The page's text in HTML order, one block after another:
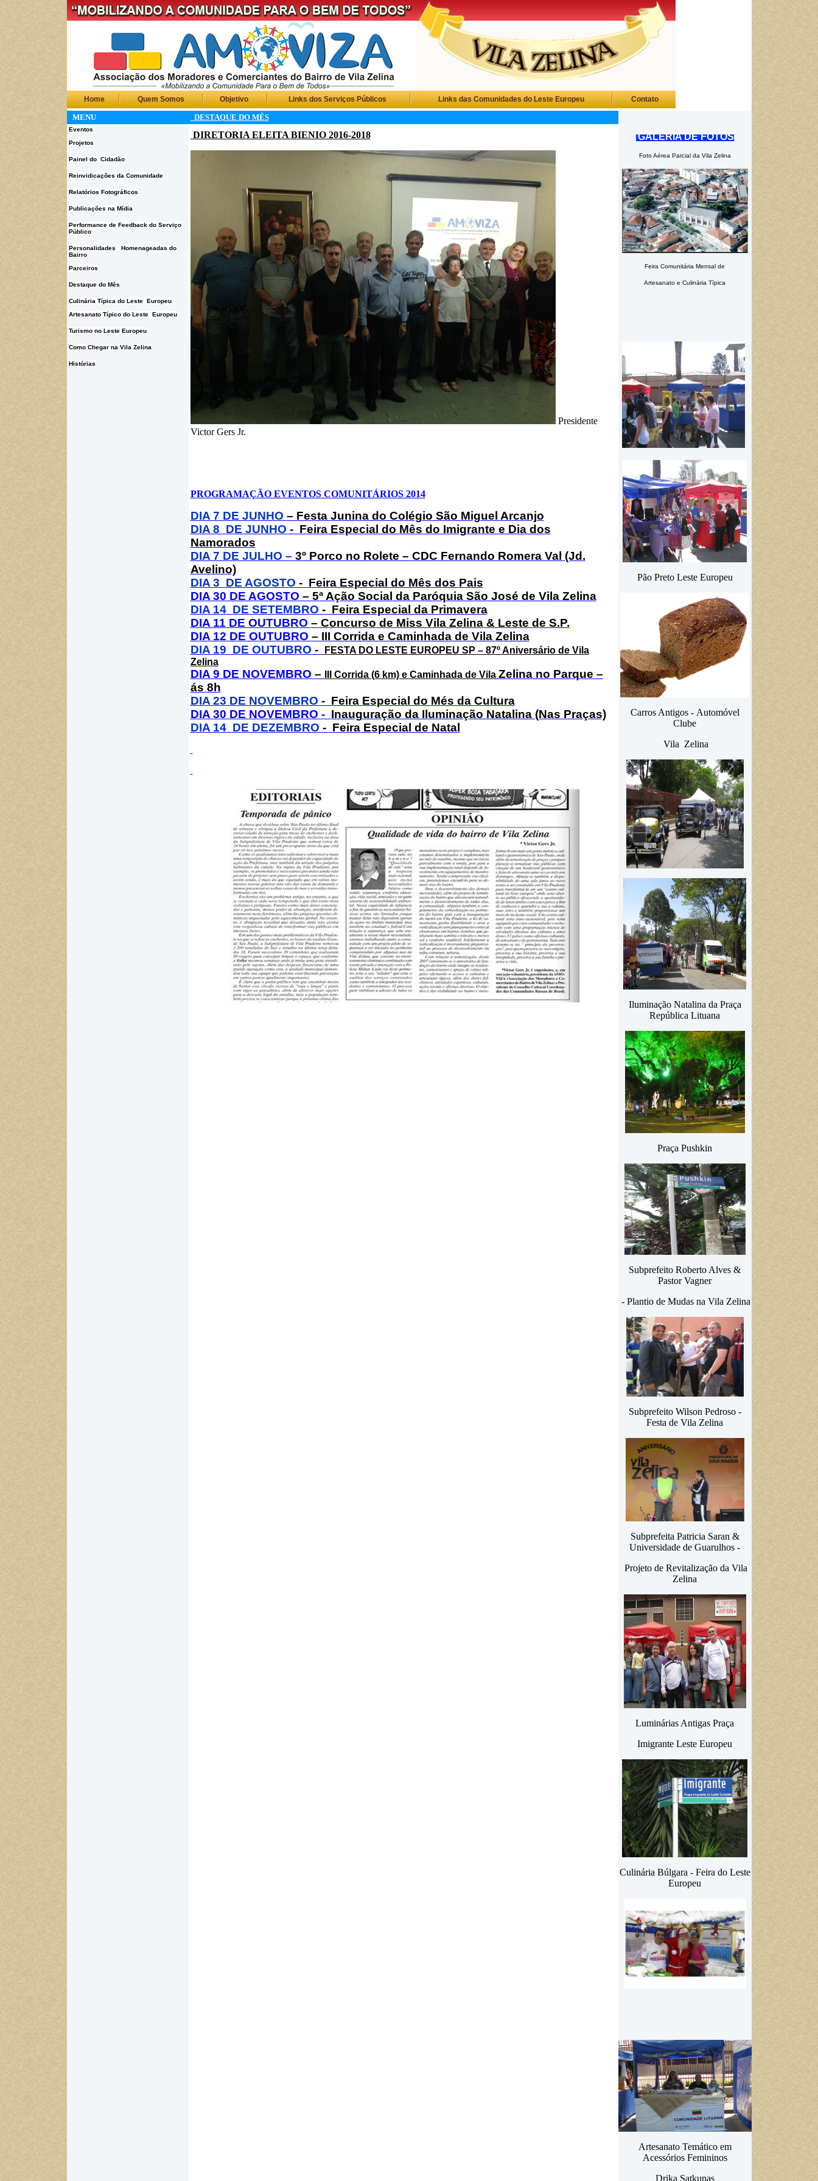
Home Quem Somos Objetivo Links dos Serviços Públicos Links das Comunidades do Leste Europeu Contato
MENU
Eventos
Projetos
Painel do Cidadão
Reinvidicações da Comunidade
Relatórios Fotográficos
Publicações na Mídia
Performance de Feedback do Serviço
Público
Personalidades Homenageadas do
Bairro
Parceiros
Destaque do Mês
Culinária Típica do Leste Europeu
Artesanato Típico do Leste Europeu
Turismo no Leste Europeu
Como Chegar na Vila Zelina
Histórias
DESTAQUE DO MÊS
DIRETORIA ELEITA BIENIO 2016-2018
Presidente
Victor Gers Jr.
PROGRAMAÇÃO EVENTOS COMUNITÁRIOS 2014
DIA 7 DE JUNHO – Festa Junina do Colégio São Miguel Arcanjo
DIA 8 DE JUNHO - Feira Especial do Mês do Imigrante e Dia dos
Namorados
DIA 7 DE JULHO – 3º Porco no Rolete – CDC Fernando RomeraVal (Jd.
Avelino)
DIA 3 DE AGOSTO - Feira Especial do Mês dos Pais
DIA 30 DE AGOSTO – 5ª Ação Social da Paróquia São José de Vila Zelina
DIA 14 DE SETEMBRO - Feira Especial da Primavera
DIA 11 DE OUTUBRO – Concurso de Miss Vila Zelina& Leste de S.P.
DIA 12 DE OUTUBRO – III Corrida e Caminhada de Vila Zelina
DIA 19 DE OUTUBRO -
FESTA DO LESTE EUROPEU SP – 87º Aniversário de Vila
Zelina
DIA 9 DE NOVEMBRO – III Corrida (6 km) e Caminhada de Vila Zelinano Parque –
ás 8h
DIA 23 DE NOVEMBRO - Feira Especial do Més da Cultura
DIA 30 DE NOVEMBRO - Inauguração da Iluminação Natalina (Nas Praças)
DIA 14 DE DEZEMBRO - Feira Especial de Natal
GALERIA DE FOTOS
Foto Aérea Parcial da Vila Zelina
Feira Comunitária Mensal de
Artesanato e Culinária Típica
Pão Preto Leste Europeu
Carros Antigos - Automóvel
Clube
Vila Zelina
Iluminação Natalina da Praça
República Lituana
Praça Pushkin
Subprefeito Roberto Alves &
Pastor Vagner
- Plantio de Mudas na Vila Zelina
Subprefeito Wilson Pedroso -
Festa de Vila Zelina
Subprefeita Patricia Saran &
Universidade de Guarulhos -
Projeto de Revitalização da Vila
Zelina
Luminárias Antigas Praça
Imigrante Leste Europeu
Culinária Búlgara - Feira do Leste
Europeu
Artesanato Temático em
Acessórios Femininos
Drika Satkunas